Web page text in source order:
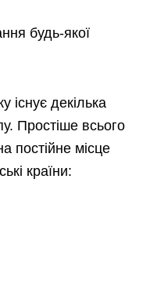
будь-якої
існує декілька
Простіше всього
постійне місце
країни: